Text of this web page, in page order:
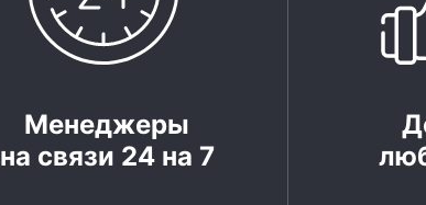
Менеджеры
на связи 24 на 7